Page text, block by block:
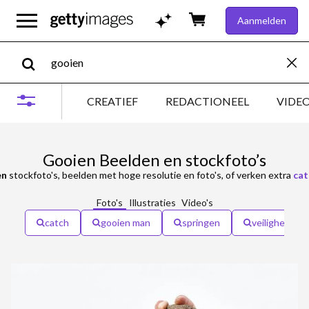
Aanmelden
CREATIEF REDACTIONEEL
Gooien Beelden en stockfoto’s
stockfoto's, beelden met hoge resolutie en foto's, of verken extra
Foto's Illustraties Video's
catch
gooien man springen veiligheid